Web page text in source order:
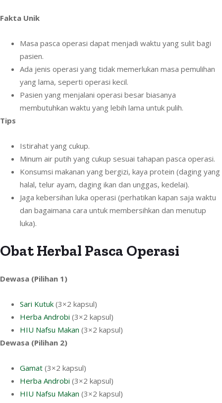
Fakta Unik
Masa pasca operasi dapat menjadi waktu yang sulit bagi
pasien.
Ada jenis operasi yang tidak memerlukan masa pemulihan
yang lama, seperti operasi kecil.
Pasien yang menjalani operasi besar biasanya
membutuhkan waktu yang lebih lama untuk pulih.
Tips
Istirahat yang cukup.
Minum air putih yang cukup sesuai tahapan pasca operasi.
Konsumsi makanan yang bergizi, kaya protein (daging yang
halal, telur ayam, daging ikan dan unggas, kedelai).
Jaga kebersihan luka operasi (perhatikan kapan saja waktu
dan bagaimana cara untuk membersihkan dan menutup
luka).
Obat Herbal Pasca Operasi
Dewasa (Pilihan 1)
Sari Kutuk (3×2 kapsul)
Herba Androbi (3×2 kapsul)
HIU Nafsu Makan (3×2 kapsul)
Dewasa (Pilihan 2)
Gamat (3×2 kapsul)
Herba Androbi (3×2 kapsul)
HIU Nafsu Makan (3×2 kapsul)